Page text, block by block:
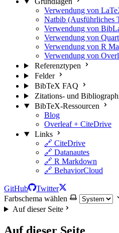
Verwendung von
Natbib (Ausführliches
Verwendung von
Verwendung von
Verwendung von R
Verwendung von
Referenztypen
Felder
BibTeX FAQ
Zitations- und
BibTeX-Ressourcen
Blog
Overleaf + CiteDrive
Links
🔗 CiteDrive
🔗 Datanautes
🔗 R Markdown
🔗 BehaviorCloud
GitHub
Twitter
Farbschema wählen
Auf dieser Seite